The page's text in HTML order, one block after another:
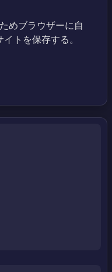
めブラウザーに自
トを保存する。